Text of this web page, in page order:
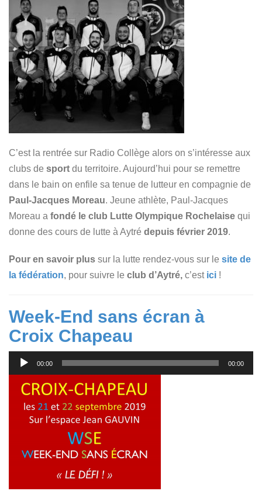
C’est la rentrée sur Radio Collège alors on s’intéresse aux
clubs de sport du territoire. Aujourd’hui pour se remettre
dans le bain on enfile sa tenue de lutteur en compagnie de
Paul-Jacques Moreau. Jeune athlète, Paul-Jacques
Moreau a fondé le club Lutte Olympique Rochelaise qui
donne des cours de lutte à Aytré depuis février 2019.
Pour en savoir plus sur la lutte rendez-vous sur le site de
la fédération, pour suivre le club d’Aytré, c’est ici !
Week-End sans écran à
Croix Chapeau
Lecteur
audio
00:00 00:00